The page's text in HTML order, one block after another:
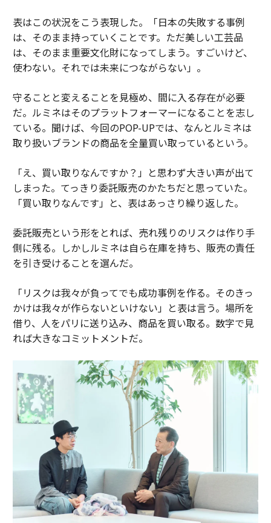
表はこの状況をこう表現した。「日本の失敗する事例
は、そのまま持っていくことです。ただ美しい工芸品
は、そのまま重要文化財になってしまう。すごいけど、
使わない。それでは未来につながらない」。
守ることと変えることを見極め、間に入る存在が必要
だ。ルミネはそのプラットフォーマーになることを志し
ている。聞けば、今回のPOP-UPでは、なんとルミネは
取り扱いブランドの商品を全量買い取っているという。
「え、買い取りなんですか？」と思わず大きい声が出て
しまった。てっきり委託販売のかたちだと思っていた。
「買い取りなんです」と、表はあっさり繰り返した。
委託販売という形をとれば、売れ残りのリスクは作り手
側に残る。しかしルミネは自ら在庫を持ち、販売の責任
を引き受けることを選んだ。
「リスクは我々が負ってでも成功事例を作る。そのきっ
かけは我々が作らないといけない」と表は言う。場所を
借り、人をパリに送り込み、商品を買い取る。数字で見
れば大きなコミットメントだ。